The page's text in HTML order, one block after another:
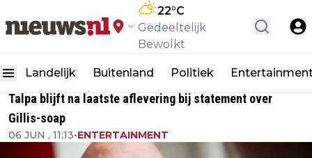
22°C
Gedeeltelijk
Bewolkt
Landelijk Buitenland Politiek
Talpa blijft na laatste aflevering bij statement over
Gillis-soap
06 JUN , 11:13•ENTERTAINMENT